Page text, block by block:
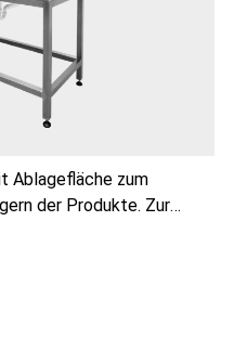
Ablagefläche zum
der Produkte. Zur